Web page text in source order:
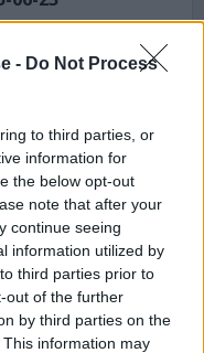
- Do Not Process
to third parties, or
information for
the below opt-out
note that after your
continue seeing
information utilized by
third parties prior to
out of the further
by third parties on the
This information may
var en grupp
Mariestad som
Bilda,
tidigare gick på
har under
och en